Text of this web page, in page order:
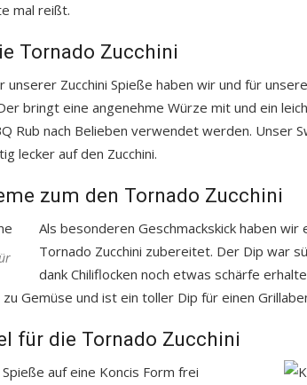
mal reißt.
Tornado Zucchini
unserer Zucchini Spieße haben wir und für
bringt eine angenehme Würze mit und ein
Rub nach Belieben verwendet werden. Unser
lecker auf den Zucchini.
zum den Tornado Zucchini
Als besonderen Geschmackskick haben
Tornado Zucchini zubereitet. Der Dip war
dank Chiliflocken noch etwas schärfe
Gemüse und ist ein toller Dip für einen
für die Tornado Zucchini
auf eine Koncis Form frei